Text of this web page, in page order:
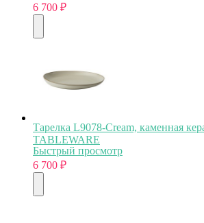
6 700 ₽
Тарелка L9078-Cream, каменная
TABLEWARE
Быстрый просмотр
6 700 ₽